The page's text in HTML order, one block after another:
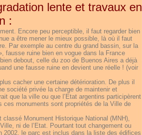
lente et travaux en
:
Encore peu perceptible, il faut regarder bien
a être mener le mieux possible, là où il faut
Par exemple au centre du grand bassin, sur la
fausse ruine bien en vogue dans la France
debout, celle du zoo de Buenos Aires a déjà
une fausse ruine en devient une réelle ! (voir
cacher une certaine détérioration. De plus il
société privée la charge de maintenir et
que la ville ou que l’Etat argentins participèrent
ces monuments sont propriétés de la Ville de
Monument Historique National (MNH),
ni de l’Etat. Pourtant tout changement ou
le parc est inclus dans la liste des édifices